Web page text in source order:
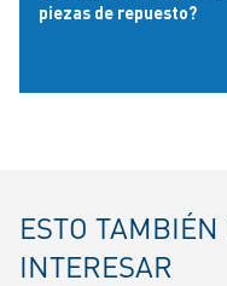
piezas de repuesto?
ESTO
INTERESAR